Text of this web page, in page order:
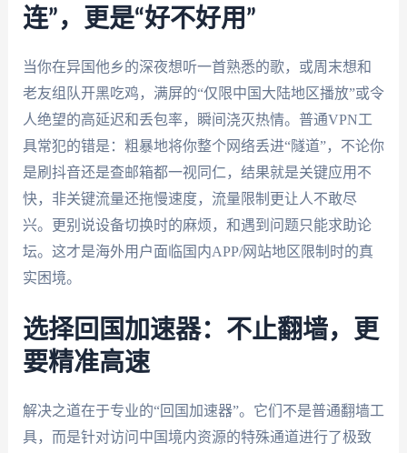
连”，更是“好不好用”
当你在异国他乡的深夜想听一首熟悉的歌，或周末想和
老友组队开黑吃鸡，满屏的“仅限中国大陆地区播放”或令
人绝望的高延迟和丢包率，瞬间浇灭热情。普通VPN工
具常犯的错是：粗暴地将你整个网络丢进“隧道”，不论你
是刷抖音还是查邮箱都一视同仁，结果就是关键应用不
快，非关键流量还拖慢速度，流量限制更让人不敢尽
兴。更别说设备切换时的麻烦，和遇到问题只能求助论
坛。这才是海外用户面临国内APP/网站地区限制时的真
实困境。
选择回国加速器：不止翻墙，更
要精准高速
解决之道在于专业的“回国加速器”。它们不是普通翻墙工
具，而是针对访问中国境内资源的特殊通道进行了极致